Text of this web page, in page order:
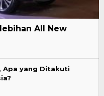
All New
Apa yang Ditakuti